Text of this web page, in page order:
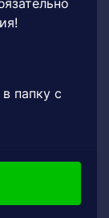
папку с